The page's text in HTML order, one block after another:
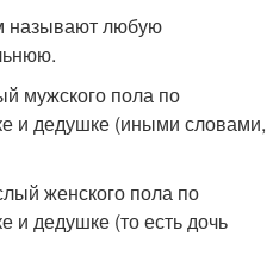
называют любую
мужского пола по
и дедушке (иными словами,
женского пола по
и дедушке (то есть дочь